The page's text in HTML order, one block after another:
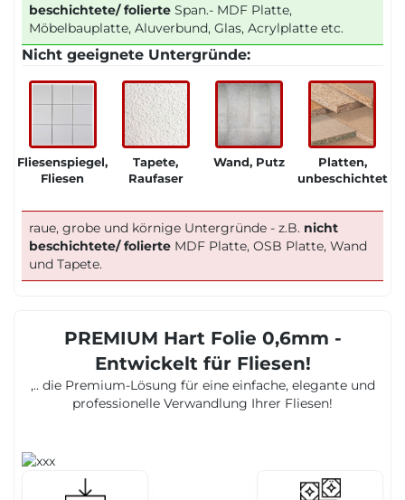
beschichtete/ folierte Span.- MDF Platte,
Möbelbauplatte, Aluverbund, Glas, Acrylplatte etc.
Nicht geeignete Untergründe:
Fliesenspiegel,
Fliesen
Tapete,
Raufaser
Wand, Putz
Platten,
unbeschichtet
raue, grobe und körnige Untergründe - z.B. nicht
beschichtete/ folierte MDF Platte, OSB Platte, Wand
und Tapete.
PREMIUM Hart Folie 0,6mm -
Entwickelt für Fliesen!
,.. die Premium-Lösung für eine einfache, elegante und
professionelle Verwandlung Ihrer Fliesen!